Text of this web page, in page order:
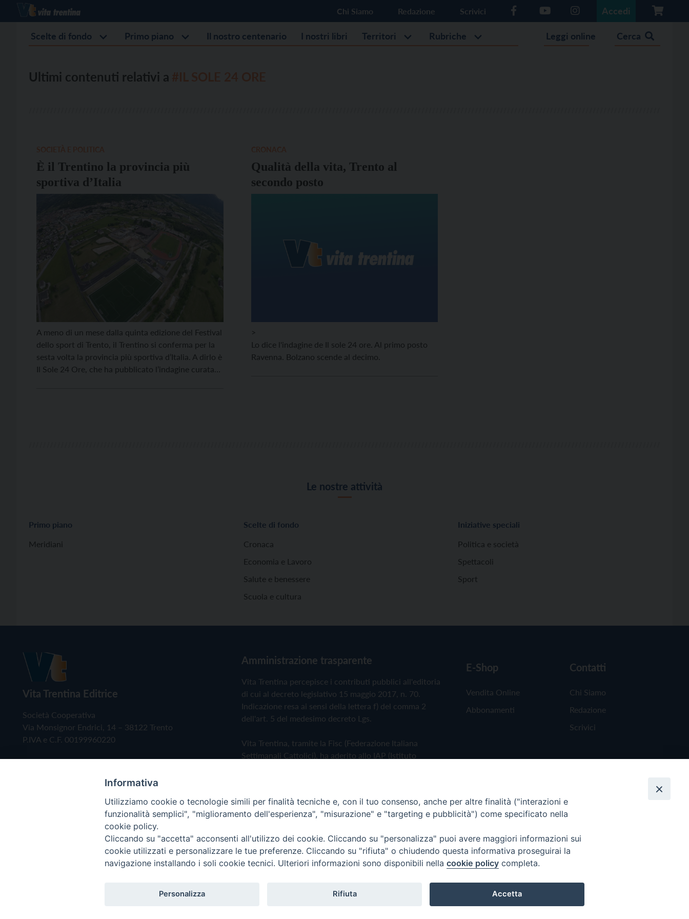
Chi Siamo Redazione Scrivici Accedi
Scelte di fondo Primo piano Il nostro centenario I nostri libri Territori Rubriche Leggi online Cerca
Ultimi contenuti relativi a
È il Trentino la provincia più
sportiva d’Italia
A meno di un mese dalla quinta edizione del Festival
dello sport di Trento, il Trentino si conferma per la
sesta volta la provincia più sportiva d’Italia. A dirlo è
Il Sole 24 Ore, che ha pubblicato l’indagine curata
Qualità della vita, Trento al
secondo posto
>
Lo dice l'indagine de Il sole 24 ore. Al primo posto
Ravenna. Bolzano scende al decimo.
Le nostre attività
Primo piano
Meridiani
Scelte di fondo
Cronaca
Economia e Lavoro
Salute e benessere
Scuola e cultura
Iniziative speciali
Politica e società
Spettacoli
Sport
Vita Trentina Editrice
Società Cooperativa
Via Monsignor Endrici, 14 – 38122 Trento
P.IVA e C.F. 00199960220
Amministrazione trasparente
Vita Trentina percepisce i contributi pubblici all'editoria
di cui al decreto legislativo 15 maggio 2017, n. 70.
Indicazione resa ai sensi della lettera f) del comma 2
dell'art. 5 del medesimo decreto Lgs.
Vita Trentina, tramite la Fisc (Federazione Italiana
Settimanali Cattolici), ha aderito allo IAP (Istituto
Privacy Policy Cookie Policy
E-Shop
Vendita Online
Abbonamenti
Contatti
Chi Siamo
Redazione
Scrivici
Copyright © 2019 - Tutti i diritti riservati - Vita Trentina Editrice
Informativa
Utilizziamo cookie o tecnologie simili per finalità tecniche e, con il tuo consenso, anche per altre finalità ("interazioni e
funzionalità semplici", "miglioramento dell'esperienza", "misurazione" e "targeting e pubblicità") come specificato nella
cookie policy.
Cliccando su "accetta" acconsenti all'utilizzo dei cookie. Cliccando su "personalizza" puoi avere maggiori informazioni sui
cookie utilizzati e personalizzare le tue preferenze. Cliccando su "rifiuta" o chiudendo questa informativa proseguirai la
navigazione installando i soli cookie tecnici. Ulteriori informazioni sono disponibili nella cookie policy completa.
Personalizza Rifiuta Accetta